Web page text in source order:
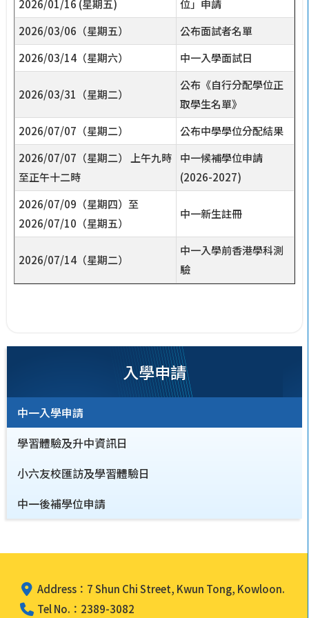
2026/01/16 (星期五)
位」申請
2026/03/06（星期五）
公布面試者名單
2026/03/14（星期六）
中一入學面試日
2026/03/31（星期二）
公布《自行分配學位正
取學生名單》
2026/07/07（星期二）
公布中學學位分配結果
2026/07/07（星期二） 上午九時
至正午十二時
中一候補學位申請
(2026-2027)
2026/07/09（星期四）至
2026/07/10（星期五）
中一新生註冊
2026/07/14（星期二）
中一入學前香港學科測
驗
入學申請
中一入學申請
學習體驗及升中資訊日
小六友校匯訪及學習體驗日
中一後補學位申請
Address：7 Shun Chi Street, Kwun Tong, Kowloon.
Tel No.：2389-3082